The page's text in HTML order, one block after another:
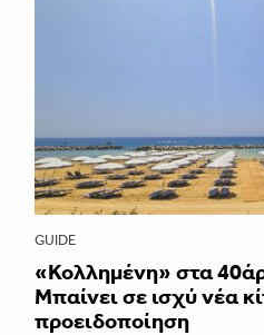
GUIDE
«Κολλημένη» στα
Μπαίνει σε ισχύ νέα
προειδοποίηση